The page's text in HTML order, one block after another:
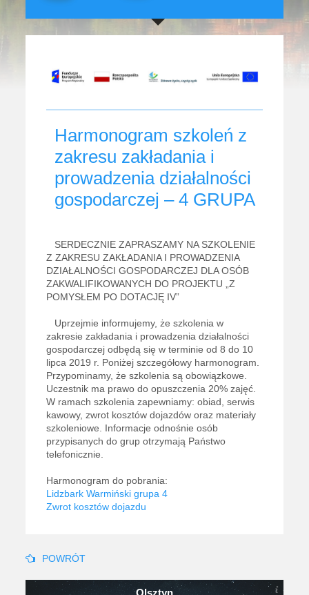
​Harmonogram szkoleń z
zakresu zakładania i
prowadzenia działalności
gospodarczej – 4 GRUPA
SERDECZNIE ZAPRASZAMY NA SZKOLENIE
Z ZAKRESU ZAKŁADANIA I PROWADZENIA
DZIAŁALNOŚCI GOSPODARCZEJ DLA OSÓB
ZAKWALIFIKOWANYCH DO PROJEKTU „Z
POMYSŁEM PO DOTACJĘ IV”
Uprzejmie informujemy, że szkolenia w
zakresie zakładania i prowadzenia działalności
gospodarczej odbędą się w terminie od 8 do 10
lipca 2019 r. Poniżej szczegółowy harmonogram.
Przypominamy, że szkolenia są obowiązkowe.
Uczestnik ma prawo do opuszczenia 20% zajęć.
W ramach szkolenia zapewniamy: obiad, serwis
kawowy, zwrot kosztów dojazdów oraz materiały
szkoleniowe. Informacje odnośnie osób
przypisanych do grup otrzymają Państwo
telefonicznie.
Harmonogram do pobrania:
Lidzbark Warmiński grupa 4
Zwrot kosztów dojazdu
POWRÓT